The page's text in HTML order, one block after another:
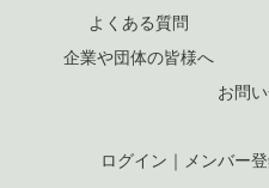
よくある質問
企業や団体の皆様へ
お問
ログイン ｜ メンバー